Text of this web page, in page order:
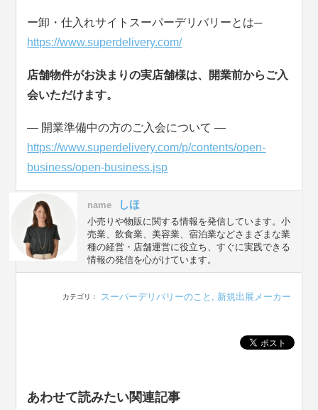
ー卸・仕入れサイトスーパーデリバリーとは─
https://www.superdelivery.com/
店舗物件がお決まりの実店舗様は、開業前からご入
会いただけます。
― 開業準備中の方のご入会について ―
https://www.superdelivery.com/p/contents/open-
business/open-business.jsp
name しほ
小売りや物販に関する情報を発信しています。小
売業、飲食業、美容業、宿泊業などさまざまな業
種の経営・店舗運営に役立ち、すぐに実践できる
情報の発信を心がけています。
カテゴリ： スーパーデリバリーのこと , 新規出展メーカー
あわせて読みたい関連記事